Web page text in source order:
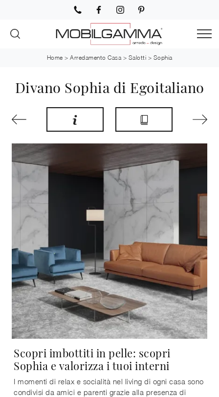
Home > Arredamento Casa > Salotti > Sophia
Divano Sophia di Egoitaliano
Scopri imbottiti in pelle: scopri
Sophia e valorizza i tuoi interni
I momenti di relax e socialità nel living di ogni casa sono
condivisi da amici e parenti grazie alla presenza di